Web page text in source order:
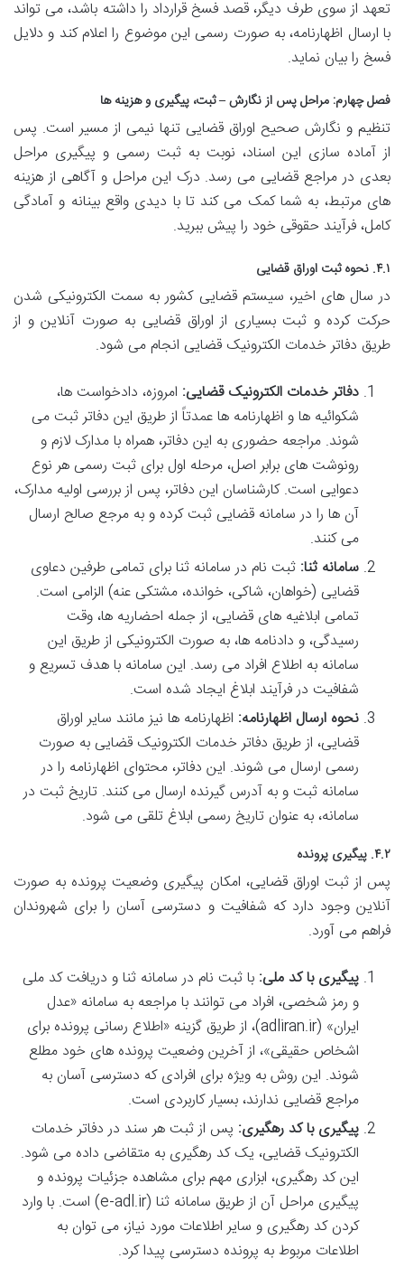
تعهد از سوی طرف دیگر، قصد فسخ قرارداد را داشته باشد، می تواند
با ارسال اظهارنامه، به صورت رسمی این موضوع را اعلام کند و دلایل
فسخ را بیان نماید.
فصل چهارم: مراحل پس از نگارش – ثبت، پیگیری و هزینه ها
تنظیم و نگارش صحیح اوراق قضایی تنها نیمی از مسیر است. پس
از آماده سازی این اسناد، نوبت به ثبت رسمی و پیگیری مراحل
بعدی در مراجع قضایی می رسد. درک این مراحل و آگاهی از هزینه
های مرتبط، به شما کمک می کند تا با دیدی واقع بینانه و آمادگی
کامل، فرآیند حقوقی خود را پیش ببرید.
۴.۱. نحوه ثبت اوراق قضایی
در سال های اخیر، سیستم قضایی کشور به سمت الکترونیکی شدن
حرکت کرده و ثبت بسیاری از اوراق قضایی به صورت آنلاین و از
طریق دفاتر خدمات الکترونیک قضایی انجام می شود.
دفاتر خدمات الکترونیک قضایی: امروزه، دادخواست ها،
شکوائیه ها و اظهارنامه ها عمدتاً از طریق این دفاتر ثبت می
شوند. مراجعه حضوری به این دفاتر، همراه با مدارک لازم و
رونوشت های برابر اصل، مرحله اول برای ثبت رسمی هر نوع
دعوایی است. کارشناسان این دفاتر، پس از بررسی اولیه مدارک،
آن ها را در سامانه قضایی ثبت کرده و به مرجع صالح ارسال
می کنند.
سامانه ثنا: ثبت نام در سامانه ثنا برای تمامی طرفین دعاوی
قضایی (خواهان، شاکی، خوانده، مشتکی عنه) الزامی است.
تمامی ابلاغیه های قضایی، از جمله احضاریه ها، وقت
رسیدگی، و دادنامه ها، به صورت الکترونیکی از طریق این
سامانه به اطلاع افراد می رسد. این سامانه با هدف تسریع و
شفافیت در فرآیند ابلاغ ایجاد شده است.
نحوه ارسال اظهارنامه: اظهارنامه ها نیز مانند سایر اوراق
قضایی، از طریق دفاتر خدمات الکترونیک قضایی به صورت
رسمی ارسال می شوند. این دفاتر، محتوای اظهارنامه را در
سامانه ثبت و به آدرس گیرنده ارسال می کنند. تاریخ ثبت در
سامانه، به عنوان تاریخ رسمی ابلاغ تلقی می شود.
۴.۲. پیگیری پرونده
پس از ثبت اوراق قضایی، امکان پیگیری وضعیت پرونده به صورت
آنلاین وجود دارد که شفافیت و دسترسی آسان را برای شهروندان
فراهم می آورد.
پیگیری با کد ملی: با ثبت نام در سامانه ثنا و دریافت کد ملی
و رمز شخصی، افراد می توانند با مراجعه به سامانه «عدل
ایران» (adliran.ir)، از طریق گزینه «اطلاع رسانی پرونده برای
اشخاص حقیقی»، از آخرین وضعیت پرونده های خود مطلع
شوند. این روش به ویژه برای افرادی که دسترسی آسان به
مراجع قضایی ندارند، بسیار کاربردی است.
پیگیری با کد رهگیری: پس از ثبت هر سند در دفاتر خدمات
الکترونیک قضایی، یک کد رهگیری به متقاضی داده می شود.
این کد رهگیری، ابزاری مهم برای مشاهده جزئیات پرونده و
پیگیری مراحل آن از طریق سامانه ثنا (e-adl.ir) است. با وارد
کردن کد رهگیری و سایر اطلاعات مورد نیاز، می توان به
اطلاعات مربوط به پرونده دسترسی پیدا کرد.